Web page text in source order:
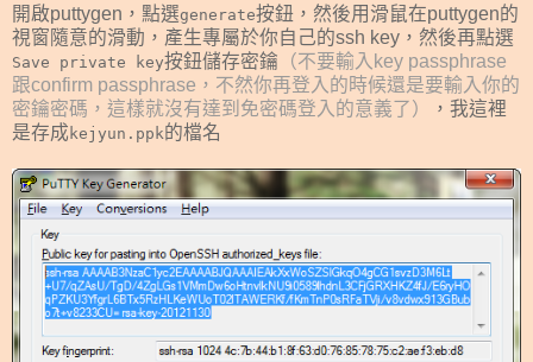
開啟puttygen，點選generate按鈕，然後用滑鼠在puttygen的
視窗隨意的滑動，產生專屬於你自己的ssh key，然後再點選
Save private key按鈕儲存密鑰 （不要輸入key passphrase
跟confirm passphrase，不然你再登入的時候還是要輸入你的
密鑰密碼，這樣就沒有達到免密碼登入的意義了）
，我這裡
是存成 kejyun.ppk的檔名